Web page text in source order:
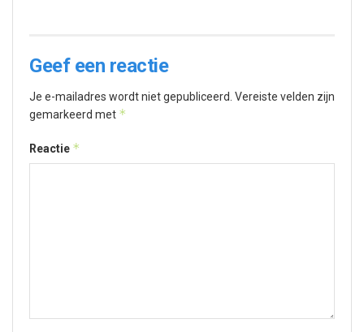
Geef een reactie
Je e-mailadres wordt niet gepubliceerd. Vereiste velden zijn
gemarkeerd met *
Reactie *